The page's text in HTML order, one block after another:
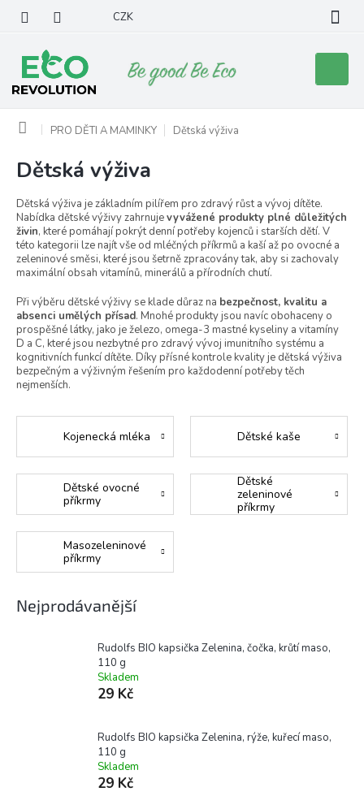
obsah
CZK
košík
Domů PRO DĚTI A MAMINKY Dětská výživa
Dětská výživa
Dětská výživa je základním pilířem pro zdravý růst a vývoj dítěte.
Nabídka dětské výživy zahrnujevyvážené produkty plné důležitých
živin, které pomáhají pokrýt denní potřeby kojenců i starších dětí. V
této kategorii lze najít vše od mléčných příkrmů a kaší až po ovocné a
zeleninové směsi, které jsou šetrně zpracovány tak, aby si zachovaly
maximální obsah vitamínů, minerálů a přírodních chutí.
Při výběru dětské výživy se klade důraz na bezpečnost, kvalitu a
absenci umělých přísad. Mnohé produkty jsou navíc obohaceny o
prospěšné látky, jako je železo, omega-3 mastné kyseliny a vitamíny
D a C, které jsou nezbytné pro zdravý vývoj imunitního systému a
kognitivních funkcí dítěte. Díky přísné kontrole kvality je dětská výživa
bezpečným a výživným řešením pro každodenní potřeby těch
nejmenších.
Kojenecká mléka Dětské kaše
Dětské ovocné
příkrmy
Dětské
zeleninové
příkrmy
Masozeleninové
příkrmy
Nejprodávanější
Rudolfs BIO kapsička Zelenina, čočka, krůtí maso,
110 g
Skladem
29 Kč
Rudolfs BIO kapsička Zelenina, rýže, kuřecí maso,
110 g
Skladem
29 Kč